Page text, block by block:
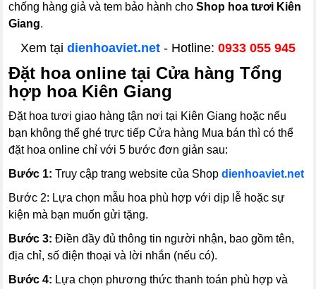
chống hàng giả và tem bảo hành choShop hoa tươi Kiên
Giang.
Xem tại dienhoaviet.net - Hotline: 0933 055 945
Đặt hoa online tại Cửa hàng Tổng
hợp hoa Kiên Giang
Đặt hoa tươi giao hàng tận nơi tại Kiên Giang hoặc nếu
bạn không thể ghé trực tiếp Cửa hàng Mua bán thì có thể
đặt hoa online chỉ với 5 bước đơn giản sau:
Bước 1:Truy cập trang website của Shop dienhoaviet.net
Bước 2: Lựa chọn mẫu hoa phù hợp với dịp lễ hoặc sự
kiện mà bạn muốn gửi tặng.
Bước 3: Điền đầy đủ thông tin người nhận, bao gồm tên,
địa chỉ, số điện thoại và lời nhắn (nếu có).
Bước 4: Lựa chọn phương thức thanh toán phù hợp và